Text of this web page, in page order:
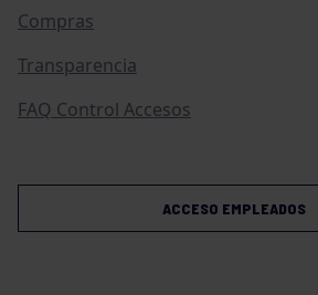
Compras
Transparencia
FAQ Control Accesos
ACCESO EMPLEADOS